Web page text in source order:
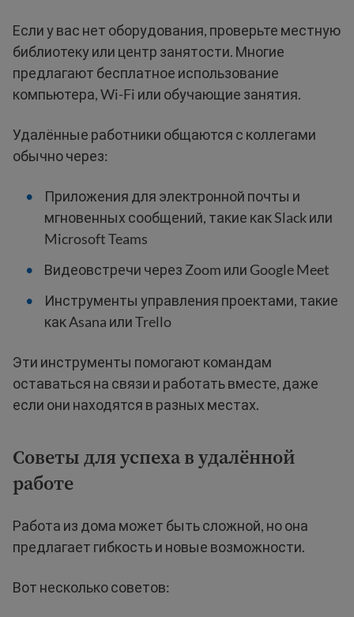
Если у вас нет оборудования, проверьте местную
библиотеку или центр занятости. Многие
предлагают бесплатное использование
компьютера, Wi-Fi или обучающие занятия.
Удалённые работники общаются с коллегами
обычно через:
Приложения для электронной почты и
мгновенных сообщений, такие как Slack или
Microsoft Teams
Видеовстречи через Zoom или Google Meet
Инструменты управления проектами, такие
как Asana или Trello
Эти инструменты помогают командам
оставаться на связи и работать вместе, даже
если они находятся в разных местах.
Советы для успеха в удалённой
работе
Работа из дома может быть сложной, но она
предлагает гибкость и новые возможности.
Вот несколько советов: